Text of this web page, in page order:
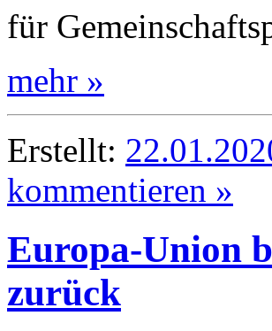
für
mehr »
Erstellt:
kommentieren »
Europa-Union
zurück